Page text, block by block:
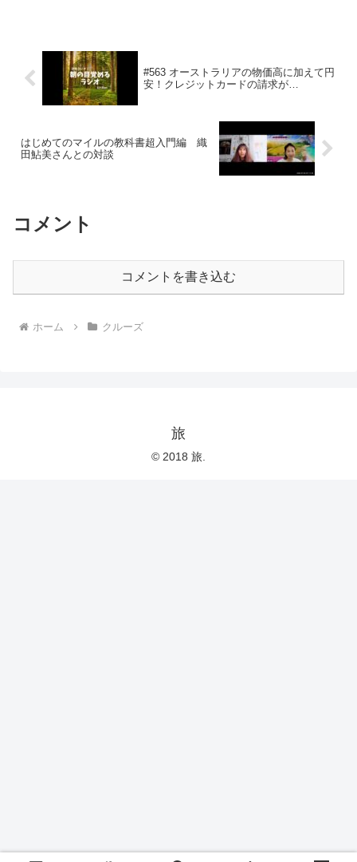
#563 オーストラリアの物価高に加えて円
安！クレジットカードの請求が…
はじめてのマイルの教科書超入門編 織
田鮎美さんとの対談
コメント
コメントを書き込む
ホーム クルーズ
旅
© 2018 旅.